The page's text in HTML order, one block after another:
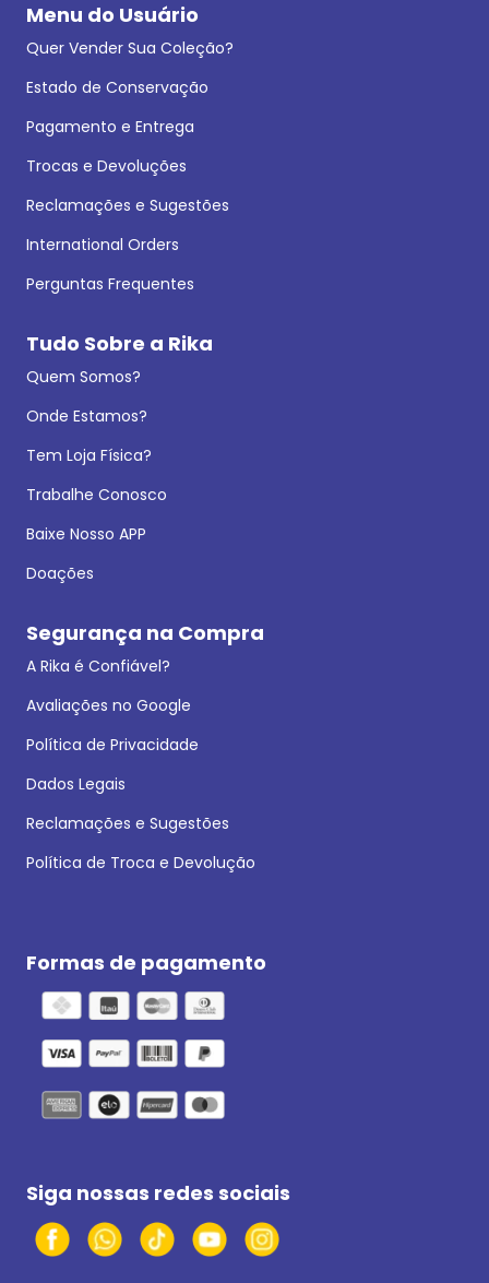
Menu do Usuário
Quer Vender Sua Coleção?
Estado de Conservação
Pagamento e Entrega
Trocas e Devoluções
Reclamações e Sugestões
International Orders
Perguntas Frequentes
Tudo Sobre a Rika
Quem Somos?
Onde Estamos?
Tem Loja Física?
Trabalhe Conosco
Baixe Nosso APP
Doações
Segurança na Compra
A Rika é Confiável?
Avaliações no Google
Política de Privacidade
Dados Legais
Reclamações e Sugestões
Política de Troca e Devolução
Formas de pagamento
Siga nossas redes sociais